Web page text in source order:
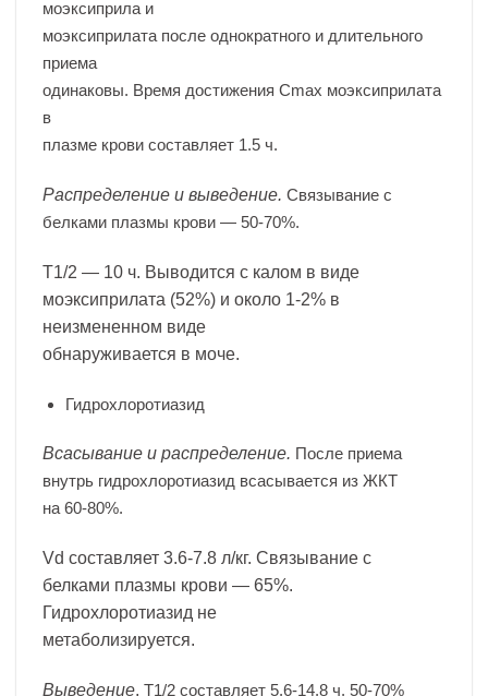
моэксиприла и
моэксиприлата после однократного и длительного
приема
одинаковы. Время достижения Cmax моэксиприлата
в
плазме крови составляет 1.5 ч.
Распределение и выведение. Связывание с
белками плазмы крови — 50-70%.
T1/2 — 10 ч. Выводится с калом в виде
моэксиприлата (52%) и около 1-2% в
неизмененном виде
обнаруживается в моче.
Гидрохлоротиазид
Всасывание и распределение. После приема
внутрь гидрохлоротиазид всасывается из ЖКТ
на 60-80%.
Vd составляет 3.6-7.8 л/кг. Связывание с
белками плазмы крови — 65%.
Гидрохлоротиазид не
метаболизируется.
Выведение. T1/2 составляет 5.6-14.8 ч. 50-70%